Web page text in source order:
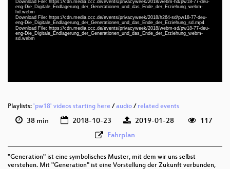
Download File: https://cdn.media.ccc.de/events/privacyweek/2018/webm-hd/pw18-77-deu-
eng-Die_Digitale_Endlagerung_der_Generationen_und_das_Ende_der_Erziehung_webm-
hd.webm
Download File: https://cdn.media.ccc.de/events/privacyweek/2018/h264-sd/pw18-77-deu-
eng-Die_Digitale_Endlagerung_der_Generationen_und_das_Ende_der_Erziehung_sd.mp4
Download File: https://cdn.media.ccc.de/events/privacyweek/2018/webm-sd/pw18-77-deu-
eng-Die_Digitale_Endlagerung_der_Generationen_und_das_Ende_der_Erziehung_webm-
sd.webm
deu-eng 1080p (mp4)
deu-eng 1080p (webm)
deu-eng 576p (mp4)
Playlists: 'pw18' videos starting here / audio / related events
38 min 2018-10-23 2019-01-28
117
Fahrplan
"Generation" ist eine symbolisches Muster, mit dem wir uns selbst
verstehen. Mit "Generation" ist eine Vorstellung der Zukunft verbunden,